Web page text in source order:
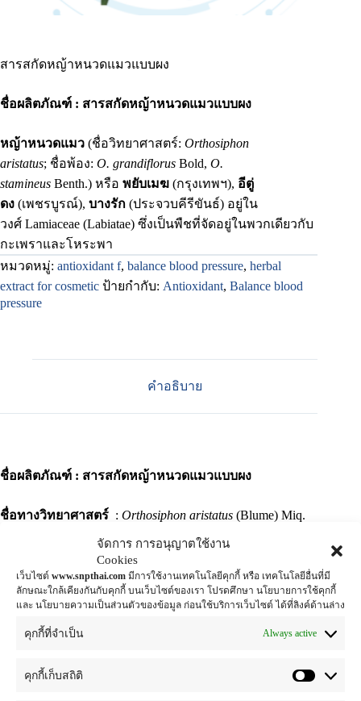
จัดการ การอนุญาตใช้งาน
Cookies
เว็บไซต์ www.snpthai.com มีการใช้งานเทคโนโลยีคุกกี้ หรือ เทคโนโลยีอื่นที่มี
ลักษณะใกล้เคียงกันกับคุกกี้ บนเว็บไซต์ของเรา โปรดศึกษา นโยบายการใช้คุกกี้
และ นโยบายความเป็นส่วนตัวของข้อมูล ก่อนใช้บริการเว็บไซต์ ได้ที่ลิงค์ด้านล่าง
คุกกี้ที่จำเป็น Always active
คุกกี้เก็บสถิติ
สารสกัดหญ้าหนวดแมวแบบผง
ชื่อผลิตภัณฑ์ : สารสกัดหญ้าหนวดแมวแบบผง
หญ้าหนวดแมว (ชื่อวิทยาศาสตร์: Orthosiphon
aristatus; ชื่อพ้อง: O. grandiflorus Bold, O.
stamineus Benth.) หรือ พยับเมฆ (กรุงเทพฯ), อีตู่
ดง (เพชรบูรณ์), บางรัก (ประจวบคีรีขันธ์) อยู่ใน
วงศ์ Lamiaceae (Labiatae) ซึ่งเป็นพืชที่จัดอยู่ในพวกเดียวกับ
กะเพราและโหระพา
หมวดหมู่: antioxidant f, balance blood pressure, herbal
extract for cosmetic ป้ายกำกับ: Antioxidant, Balance blood
pressure
คำอธิบาย
ชื่อผลิตภัณฑ์ : สารสกัดหญ้าหนวดแมวแบบผง
ชื่อทางวิทยาศาสตร์ : Orthosiphon aristatus (Blume) Miq.
: LAMIACEAE
ชื่อสามัญ: Cat’s whiskers, Java tea, Kidney Tea, Yaa Nuat Maeo